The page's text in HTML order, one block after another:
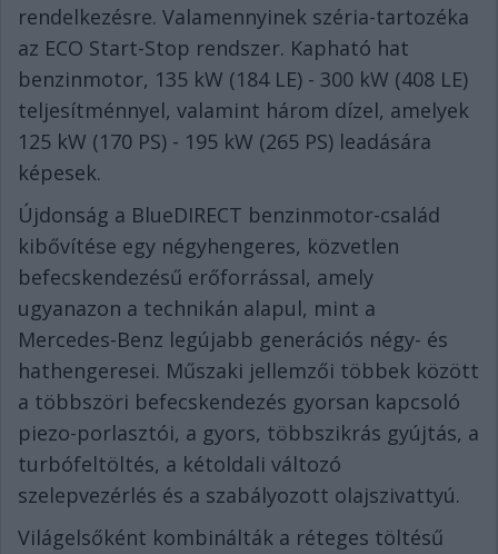
rendelkezésre. Valamennyinek széria-tartozéka
az ECO Start-Stop rendszer. Kapható hat
benzinmotor, 135 kW (184 LE) - 300 kW (408 LE)
teljesítménnyel, valamint három dízel, amelyek
125 kW (170 PS) - 195 kW (265 PS) leadására
képesek.
Újdonság a BlueDIRECT benzinmotor-család
kibővítése egy négyhengeres, közvetlen
befecskendezésű erőforrással, amely
ugyanazon a technikán alapul, mint a
Mercedes-Benz legújabb generációs négy- és
hathengeresei. Műszaki jellemzői többek között
a többszöri befecskendezés gyorsan kapcsoló
piezo-porlasztói, a gyors, többszikrás gyújtás, a
turbófeltöltés, a kétoldali változó
szelepvezérlés és a szabályozott olajszivattyú.
Világelsőként kombinálták a réteges töltésű